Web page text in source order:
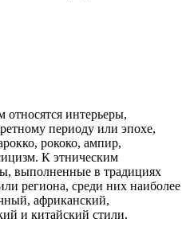
относятся интерьеры,
периоду или эпохе,
рококо, ампир,
К этническим
выполненные в традициях
региона, среди них наиболее
африканский,
и китайский стили.